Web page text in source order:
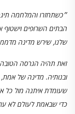
״כשתחזרו והמלחמה
הבתים השרופים וישטוף
שלנו, שירש מדינה
זאת תהיה הגרסה
ובנותיה. מדינה של
שעומדת איתנה מול כל
כדי שבאמת לעולם לא